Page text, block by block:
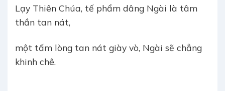
Lạy Thiên Chúa, tế phẩm dâng Ngài là tâm
thần tan nát,
một tấm lòng tan nát giày vò, Ngài sẽ chẳng
khinh chê.